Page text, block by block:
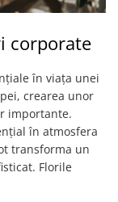
corporate
în viața unei
crearea unor
importante.
în atmosfera
transforma un
Florile